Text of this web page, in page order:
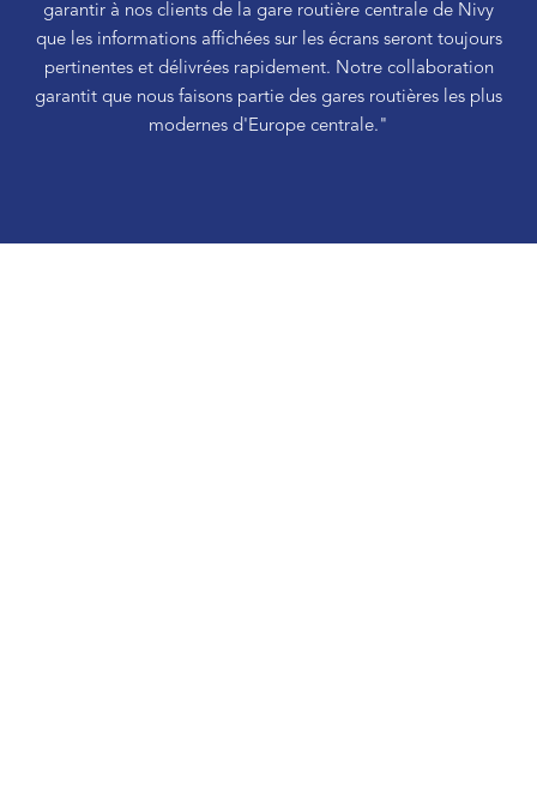
garantir à nos clients de la gare routière centrale de Nivy
que les informations affichées sur les écrans seront toujours
pertinentes et délivrées rapidement. Notre collaboration
garantit que nous faisons partie des gares routières les plus
modernes d'Europe centrale."